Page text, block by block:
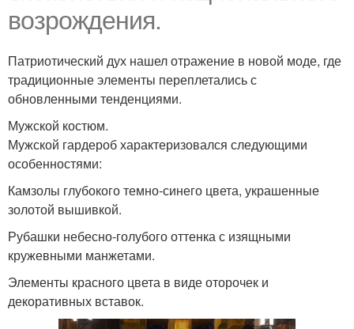
возрождения.
Патриотический дух нашел отражение в новой моде, где
традиционные элементы переплетались с
обновленными тенденциями.
Мужской костюм.
Мужской гардероб характеризовался следующими
особенностями:
Камзолы глубокого темно-синего цвета, украшенные
золотой вышивкой.
Рубашки небесно-голубого оттенка с изящными
кружевными манжетами.
Элементы красного цвета в виде оторочек и
декоративных вставок.